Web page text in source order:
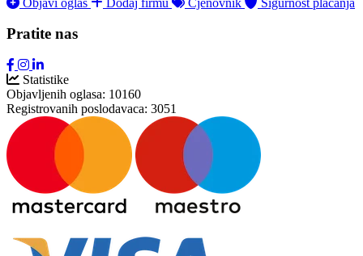
Pratite nas
Statistike
Objavljenih oglasa: 10160
Registrovanih poslodavaca: 3051